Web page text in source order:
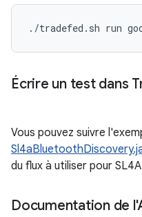
Écrire un test dans
Vous pouvez suivre
du flux à utiliser pour
Documentation de